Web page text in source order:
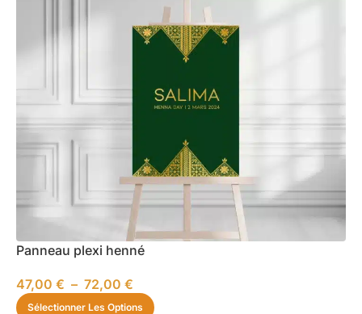
Panneau plexi henné
47,00 € – 72,00 €
Sélectionner Les Options